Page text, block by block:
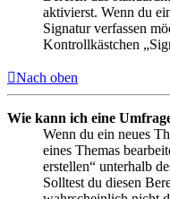
aktivierst. Wenn du
Signatur verfassen
Kontrollkästchen
Nach oben
Wie kann ich eine
Wenn du ein neues
eines Themas
erstellen“ unterhalb
Solltest du diesen